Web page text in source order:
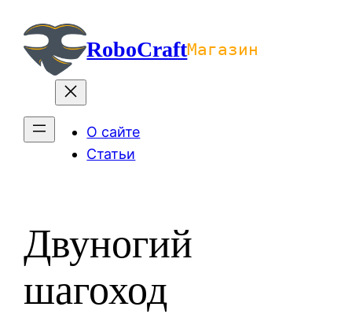
содержимомуRoboCraftМагазин
О сайте
Статьи
Двуногий
шагоход